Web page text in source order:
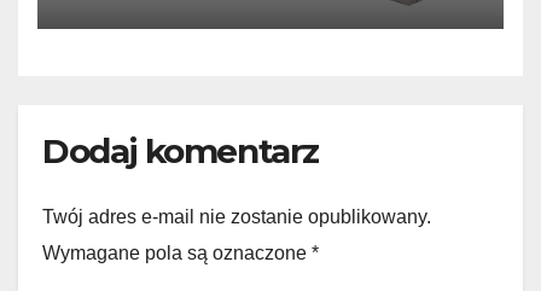
Dodaj komentarz
Twój adres e-mail nie zostanie opublikowany.
Wymagane pola są oznaczone *